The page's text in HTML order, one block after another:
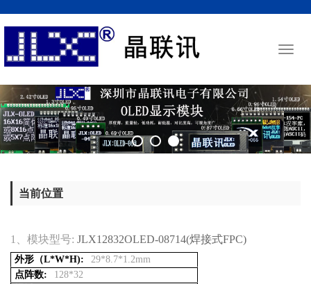
当前位置
1、 模块型号: JLX12832OLED-08714(焊接式FPC)
外形（L*W*H):
29*8.7*1.2mm
点阵数:
128*32